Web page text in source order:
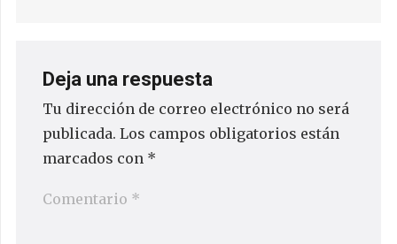
Deja una respuesta
Tu dirección de correo electrónico no será
publicada. Los campos obligatorios están
marcados con *